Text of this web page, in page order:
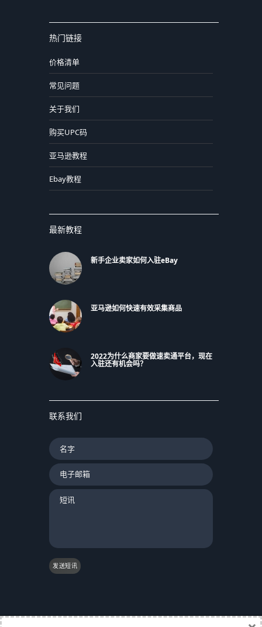
热门链接
价格清单
常见问题
关于我们
购买UPC码
亚马逊教程
Ebay教程
最新教程
新手企业卖家如何入驻eBay
亚马逊如何快速有效采集商品
2022为什么商家要做速卖通平台，现在
入驻还有机会吗？
联系我们
发送短讯